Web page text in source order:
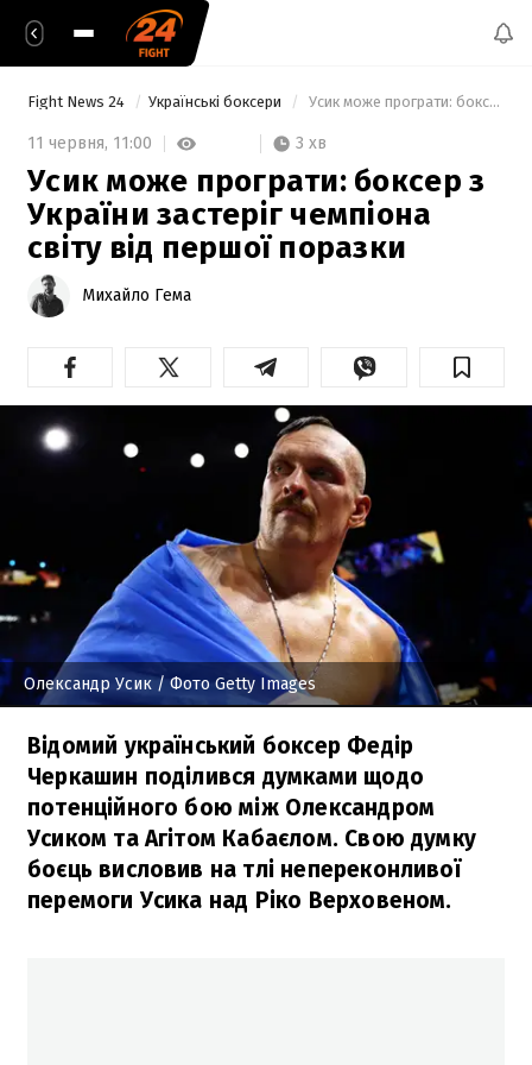
Fight News 24 Українські боксери Усик може програти: боксер з України застеріг чемпіона світу від першої поразки
11 червня, 11:00 3 хв
Усик може програти: боксер з
України застеріг чемпіона
світу від першої поразки
Михайло Гема
Олександр Усик / Фото Getty Images
Відомий український боксер Федір
Черкашин поділився думками щодо
потенційного бою між Олександром
Усиком та Агітом Кабаєлом. Свою думку
боєць висловив на тлі непереконливої
перемоги Усика над Ріко Верховеном.